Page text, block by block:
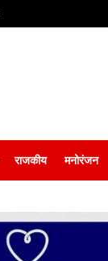
राजकीय मनोरंजन